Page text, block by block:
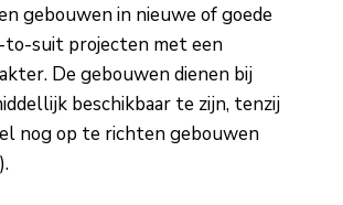
gebouwen in nieuwe of goede
suit projecten met een
De gebouwen dienen bij
beschikbaar te zijn, tenzij
nog op te richten gebouwen